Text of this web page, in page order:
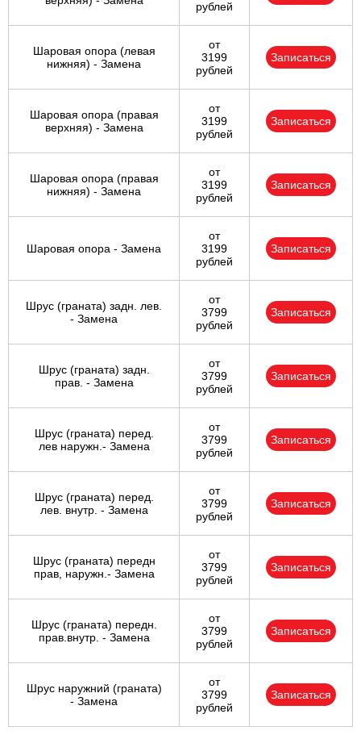
рублей
Шаровая опора (левая
нижняя) - Замена
от
3199
рублей
Записаться
Шаровая опора (правая
верхняя) - Замена
от
3199
рублей
Записаться
Шаровая опора (правая
нижняя) - Замена
от
3199
рублей
Записаться
Шаровая опора - Замена
от
3199
рублей
Записаться
Шрус (граната) задн. лев.
- Замена
от
3799
рублей
Записаться
Шрус (граната) задн.
прав. - Замена
от
3799
рублей
Записаться
Шрус (граната) перед.
лев наружн.- Замена
от
3799
рублей
Записаться
Шрус (граната) перед.
лев. внутр. - Замена
от
3799
рублей
Записаться
Шрус (граната) передн
прав, наружн.- Замена
от
3799
рублей
Записаться
Шрус (граната) передн.
прав.внутр. - Замена
от
3799
рублей
Записаться
Шрус наружний (граната)
- Замена
от
3799
рублей
Записаться